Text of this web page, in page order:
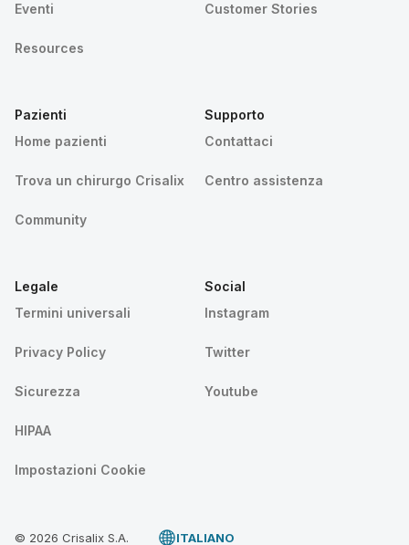
Eventi
Resources
Customer Stories
Pazienti
Home pazienti
Trova un chirurgo Crisalix
Community
Supporto
Contattaci
Centro assistenza
Legale
Termini universali
Privacy Policy
Sicurezza
HIPAA
Impostazioni Cookie
Social
Instagram
Twitter
Youtube
© 2026 Crisalix S.A. ITALIANO